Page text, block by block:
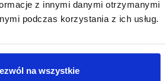
z innymi danymi otrzymanymi
podczas korzystania z ich usług.
na wszystkie
9